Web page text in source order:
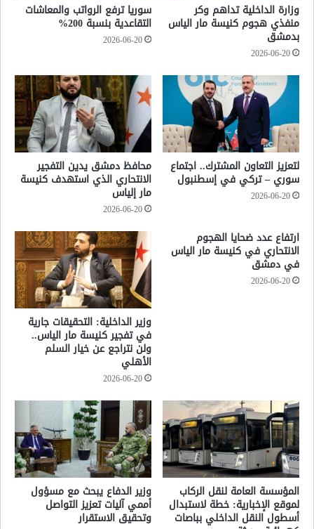
وزارة الداخلية تداهم وكر
منفذي هجوم كنيسة مار الياس
بدمشق
2026-06-20
سوريا ترفع الرواتب والمعاشات
التقاعدية بنسبة 200%
2026-06-20
لتعزيز التعاون المشترك.. اجتماع
سوري – تركي في إسطنبول
2026-06-20
محافظ دمشق يدين التفجير
الانتحاري الذي استهدف كنيسة
مار إلياس
2026-06-20
ارتفاع عدد ضحايا الهجوم
الانتحاري في كنيسة مار الياس
في دمشق
2026-06-20
وزير الداخلية: التحقيقات جارية
في تفجير كنيسة مار الياس..
ولن نتراجع عن خيار السلم
الأهلي
2026-06-20
المؤسسة العامة لنقل الركاب
لموقع الإخبارية: خطة لاستبدال
أسطول النقل الداخلي بباصات
وزير الدفاع يبحث مع مسؤول
أممي آليات تعزيز التواصل
وتحقيق الاستقرار